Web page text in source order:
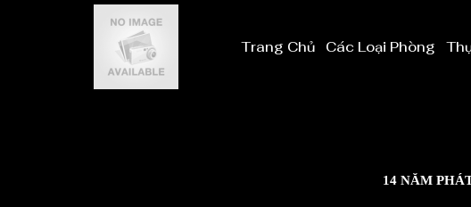
Trang Chủ Các Loại Phòng
Phòng Super Vip
14 NĂM